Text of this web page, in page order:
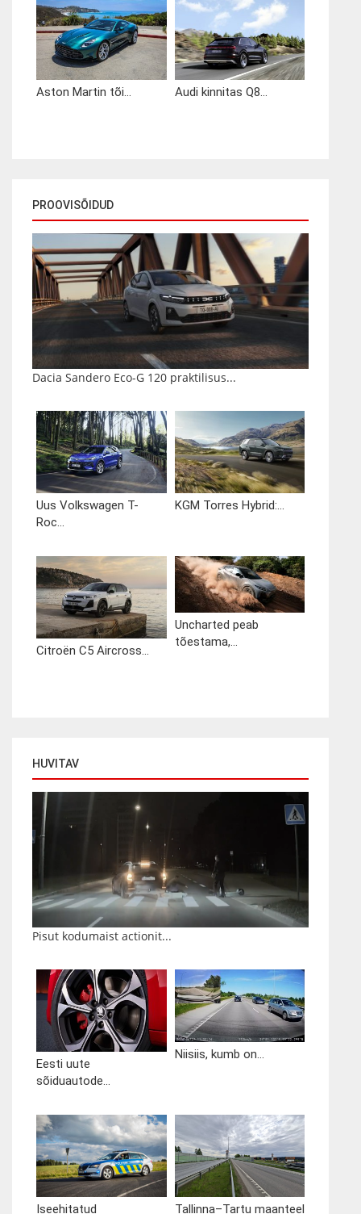
Aston Martin tõi... Audi kinnitas Q8...
PROOVISÕIDUD
Dacia Sandero Eco-G 120 praktilisus...
Uus Volkswagen T-
Roc...
KGM Torres Hybrid:...
Citroën C5 Aircross...
Uncharted peab
tõestama,...
HUVITAV
Pisut kodumaist actionit...
Eesti uute
sõiduautode...
Niisiis, kumb on...
Iseehitatud Tallinna–Tartu maanteel